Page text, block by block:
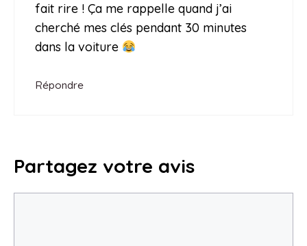
fait rire ! Ça me rappelle quand j’ai
cherché mes clés pendant 30 minutes
dans la voiture
Répondre
Partagez votre avis